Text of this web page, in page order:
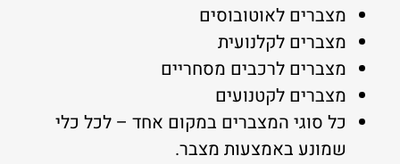
מצברים לאוטובוסים
מצברים לקלנועית
מצברים לרכבים מסחריים
מצברים לקטנועים
כל סוגי המצברים במקום אחד – לכל כלי
שמונע באמצעות מצבר.